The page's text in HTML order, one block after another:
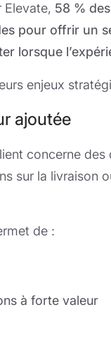
Elevate, 58 %
pour offrir un
lorsque
enjeux
ajoutée
concerne des
sur la livraison
de :
à forte valeur